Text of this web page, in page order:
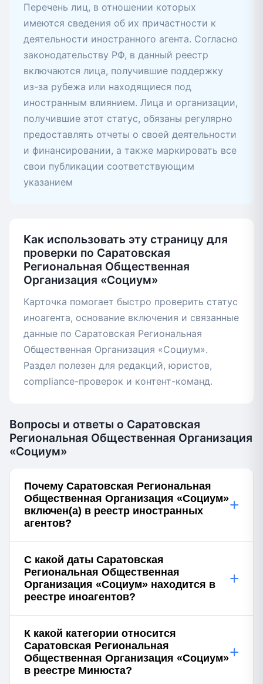
Перечень лиц, в отношении которых
имеются сведения об их причастности к
деятельности иностранного агента. Согласно
законодательству РФ, в данный реестр
включаются лица, получившие поддержку
из-за рубежа или находящиеся под
иностранным влиянием. Лица и организации,
получившие этот статус, обязаны регулярно
предоставлять отчеты о своей деятельности
и финансировании, а также маркировать все
свои публикации соответствующим
указанием
Как использовать эту страницу для
проверки по Саратовская
Региональная Общественная
Организация «Социум»
Карточка помогает быстро проверить статус
иноагента, основание включения и связанные
данные по Саратовская Региональная
Общественная Организация «Социум».
Раздел полезен для редакций, юристов,
compliance-проверок и контент-команд.
Вопросы и ответы о Саратовская
Региональная Общественная Организация
«Социум»
Почему Саратовская Региональная
Общественная Организация «Социум»
включен(а) в реестр иностранных
агентов?
+
С какой даты Саратовская
Региональная Общественная
Организация «Социум» находится в
реестре иноагентов?
+
К какой категории относится
Саратовская Региональная
Общественная Организация «Социум»
в реестре Минюста?
+